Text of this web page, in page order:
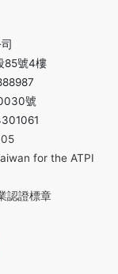
85號4樓
號
for the ATPI
認證標章